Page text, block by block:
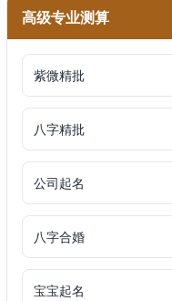
高级专业测算
紫微精批
八字精批
公司起名
八字合婚
宝宝起名